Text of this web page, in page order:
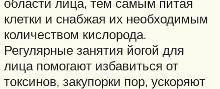
клетки и снабжая их необходимым
количеством кислорода.
Регулярные занятия йогой для
лица помогают избавиться от
токсинов, закупорки пор, ускоряют